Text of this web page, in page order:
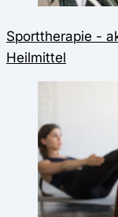
Sporttherapie -
Heilmittel